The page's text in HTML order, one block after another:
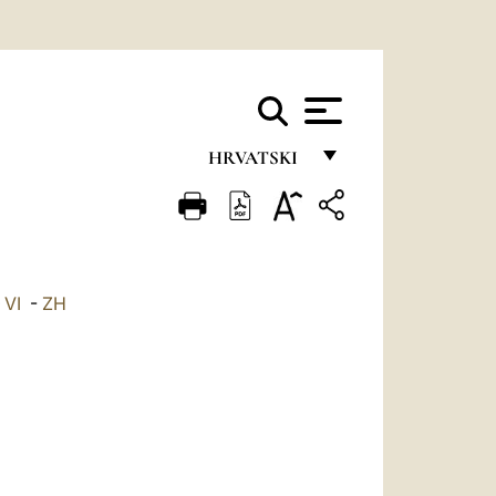
HRVATSKI
FRANÇAIS
VI - ZH